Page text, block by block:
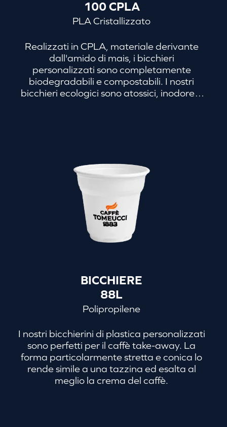
100 CPLA
PLA Cristallizzato
Realizzati in CPLA, materiale derivante
dall'amido di mais, i bicchieri
personalizzati sono completamente
biodegradabili e compostabili. I nostri
bicchieri ecologici sono atossici, inodore e
BICCHIERE
88L
Polipropilene
I nostri bicchierini di plastica personalizzati
sono perfetti per il caffè take-away. La
forma particolarmente stretta e conica lo
rende simile a una tazzina ed esalta al
meglio la crema del caffè.